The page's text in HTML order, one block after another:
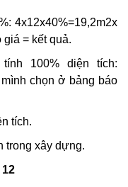
4x12x40%=19,2m2x
= kết quả.
100% diện tích:
chọn ở bảng báo
tích.
trong xây dựng.